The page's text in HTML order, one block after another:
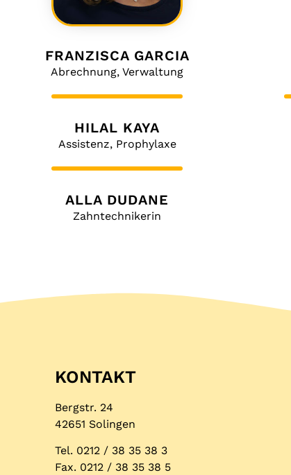
FRANZISCA GARCIA
Abrechnung, Verwaltung
HILAL KAYA
Assistenz, Prophylaxe
ALLA DUDANE
Zahntechnikerin
KONTAKT
Bergstr. 24
42651 Solingen
Tel. 0212 / 38 35 38 3
Fax. 0212 / 38 35 38 5